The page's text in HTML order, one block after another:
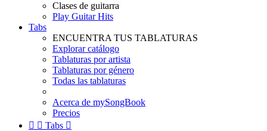
Clases de guitarra
Play Guitar Hits
Tabs
ENCUENTRA TUS TABLATURAS
Explorar catálogo
Tablaturas por artista
Tablaturas por género
Todas las tablaturas
Acerca de mySongBook
Precios
  Tabs 